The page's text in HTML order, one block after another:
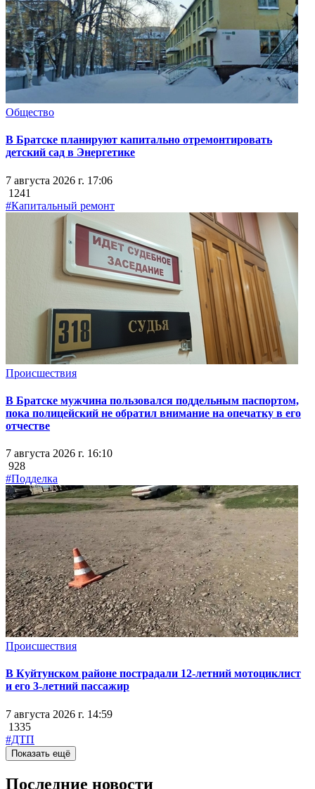
Общество
В Братске планируют капитально отремонтировать
детский сад в Энергетике
7 августа 2026 г. 17:06
1241
#Капитальный ремонт
Происшествия
В Братске мужчина пользовался поддельным паспортом,
пока полицейский не обратил внимание на опечатку в его
отчестве
7 августа 2026 г. 16:10
928
#Подделка
Происшествия
В Куйтунском районе пострадали 12-летний мотоциклист
и его 3-летний пассажир
7 августа 2026 г. 14:59
1335
#ДТП
Показать ещё
Последние новости